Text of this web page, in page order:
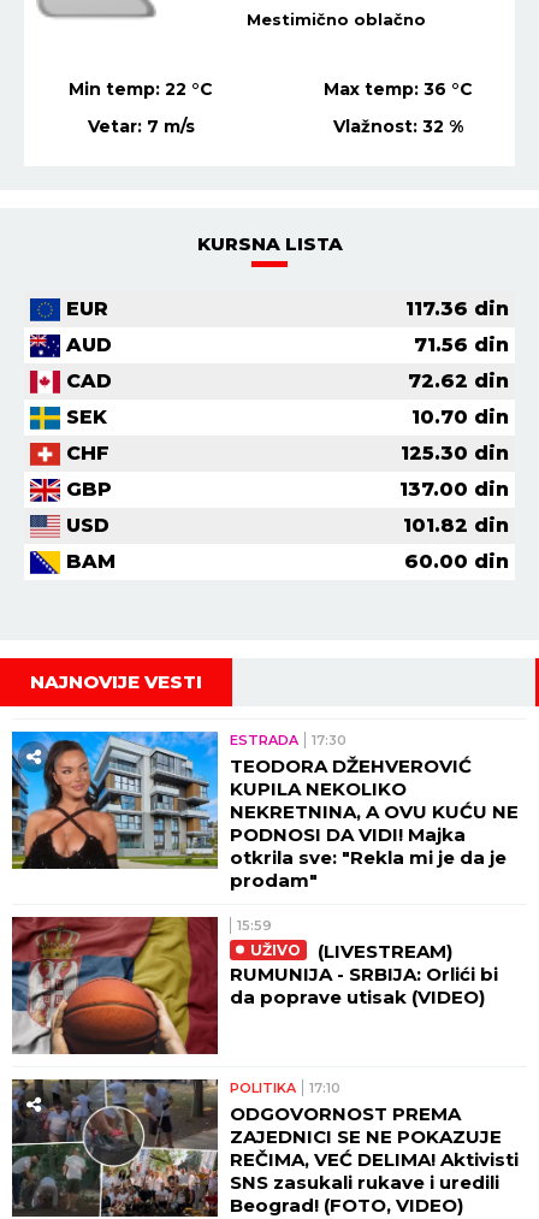
Mestimično oblačno
Min temp:22 °C Max temp: 36 °C
Vetar: 7 m/s Vlažnost: 32 %
KURSNA LISTA
EUR 117.36 din
AUD
71.56 din
CAD
72.62 din
SEK
10.70 din
CHF
125.30 din
GBP
137.00 din
USD
101.82 din
BAM
60.00 din
NAJNOVIJE VESTI
ESTRADA 17:30
TEODORA DŽEHVEROVIĆ
KUPILA NEKOLIKO
NEKRETNINA, A OVU KUĆU NE
PODNOSI DA VIDI! Majka
otkrila sve: "Rekla mi je da je
prodam"
15:59
UŽIVO
(LIVESTREAM)
RUMUNIJA - SRBIJA: Orlići bi
da poprave utisak (VIDEO)
POLITIKA 17:10
ODGOVORNOST PREMA
ZAJEDNICI SE NE POKAZUJE
REČIMA, VEĆ DELIMA! Aktivisti
SNS zasukali rukave i uredili
Beograd! (FOTO, VIDEO)